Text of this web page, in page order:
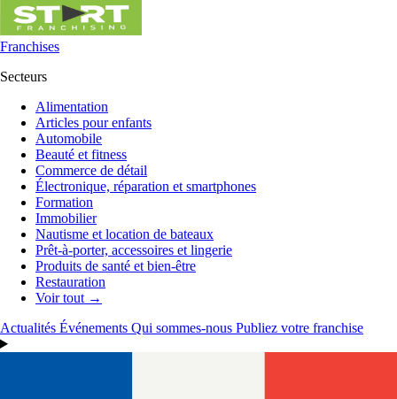
Franchises
Secteurs
Alimentation
Articles pour enfants
Automobile
Beauté et fitness
Commerce de détail
Électronique, réparation et smartphones
Formation
Immobilier
Nautisme et location de bateaux
Prêt-à-porter, accessoires et lingerie
Produits de santé et bien-être
Restauration
Voir tout →
Actualités Événements Qui sommes-nous Publiez votre franchise